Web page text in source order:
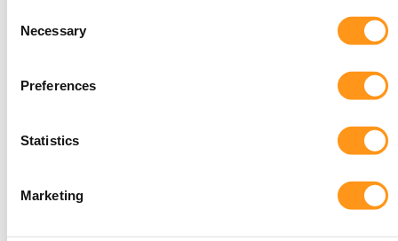
Selection
Necessary
Preferences
Statistics
Marketing